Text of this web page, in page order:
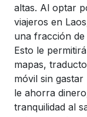
altas. Al optar
viajeros en
una fracción de
Esto le
mapas,
móvil sin
le ahorra
tranquilidad al